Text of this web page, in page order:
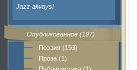
Jazz always!
Опубликованное (197)
Поэзия (193)
Проза (1)